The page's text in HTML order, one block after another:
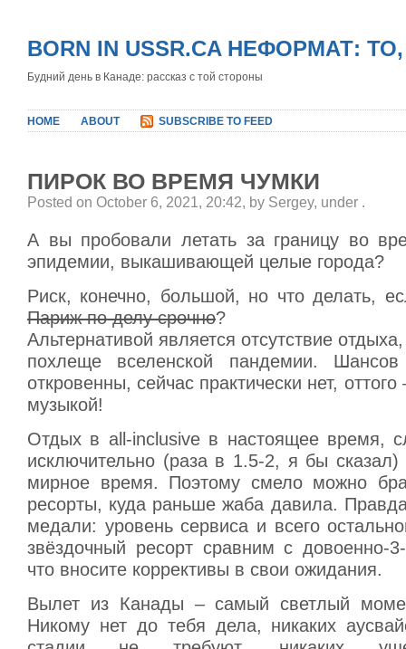
BORN IN USSR.CA НЕФОРМАТ:
Будний день в Канаде: рассказ с той стороны
HOME ABOUT SUBSCRIBE TO FEED
ПИРОК ВО ВРЕМЯ ЧУМКИ
Posted on October 6, 2021, 20:42, by Sergey, under .
А вы пробовали летать за границу во
эпидемии, выкашивающей целые города?
Риск, конечно, большой, но что делать,
Париж по делу срочно?
Альтернативой является отсутствие
похлеще вселенской пандемии.
откровенны, сейчас практически нет,
музыкой!
Отдых в all-inclusive в настоящее время,
исключительно (раза в 1.5-2, я бы
мирное время. Поэтому смело можно
ресорты, куда раньше жаба давила.
медали: уровень сервиса и всего
звёздочный ресорт сравним с довоенно-
что вносите коррективы в свои ожидания.
Вылет из Канады – самый светлый
Никому нет до тебя дела, никаких